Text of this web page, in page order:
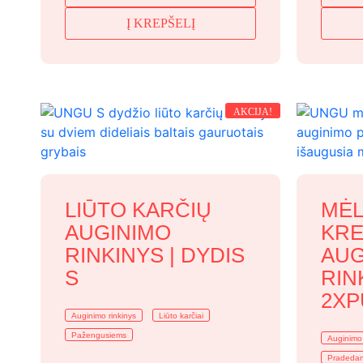
price
was:
price
is:
Į KREPŠELĮ
AKCIJA!
LIŪTO KARČIŲ
AUGINIMO
RINKINYS | DYDIS
S
Auginimo rinkinys Liūto karčiai
Pažengusiems